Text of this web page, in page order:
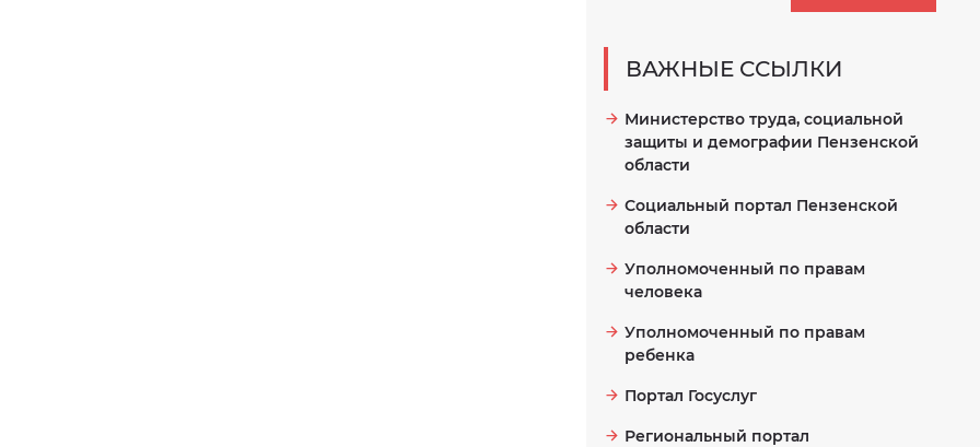
ВАЖНЫЕ ССЫЛКИ
Министерство труда, социальной
защиты и демографии Пензенской
области
Социальный портал Пензенской
области
Уполномоченный по правам
человека
Уполномоченный по правам
ребенка
Портал Госуслуг
Региональный портал